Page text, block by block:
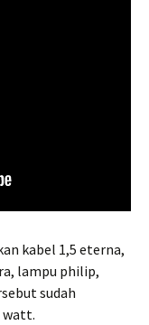
kabel 1,5 eterna,
lampu philip,
sudah
watt.